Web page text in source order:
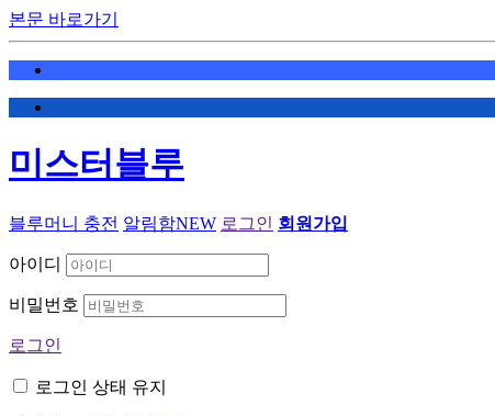
본문 바로가기
미스터블루
블루머니 충전 알림함NEW 로그인 회원가입
아이디
비밀번호
로그인
로그인 상태 유지